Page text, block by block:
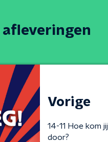
Vorige
14-11 Hoe kom
door?